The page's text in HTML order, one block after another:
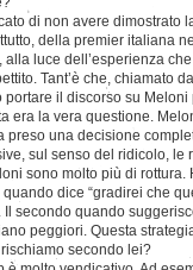
di non avere dimostrato
della premier italiana
alla luce dell’esperienza
Tant’è che, chiamato
portare il discorso su
era la vera questione.
preso una decisione
sul senso del ridicolo, le
sono molto più di rottura.
quando dice “gradirei che
Il secondo quando
peggiori. Questa
secondo lei?